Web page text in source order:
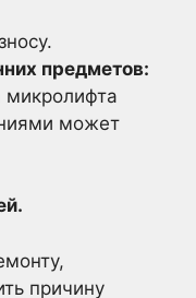
предметов:
микролифта
может
причину